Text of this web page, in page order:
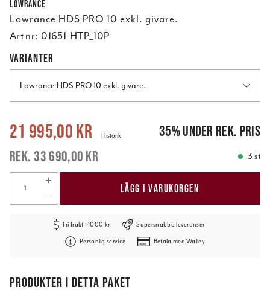
Lowrance
Lowrance HDS PRO 10 exkl. givare.
Art nr: 01651-HTP_10P
VARIANTER
Lowrance HDS PRO 10 exkl. givare.
Nuvarande pris:21 995,00 kr 33 690,00 kr
21 995,00 kr
33 690,00 kr
Historik 35%under rek. pris
3 st
LÄGG I VARUKORGEN
Fri frakt >1000 kr Supersnabba leveranser
Personlig service Betala med Walley
PRODUKTER I DETTA PAKET